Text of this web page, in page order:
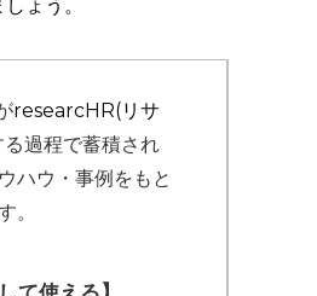
ょう。
researcHR(リサ
る過程で蓄積され
ハウ・事例をもと
。